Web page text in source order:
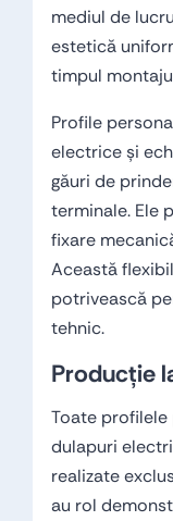
mediul de
estetică
timpul
Profile
electrice și
găuri de
terminale. Ele
fixare
Această
potrivească
tehnic.
Producție
Toate profilele
dulapuri
realizate
au rol